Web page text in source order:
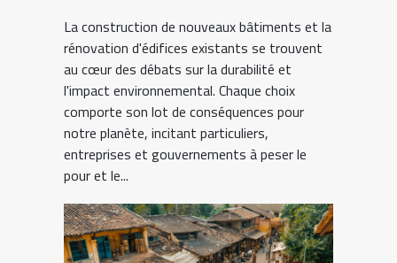
d'ancien
La construction de nouveaux bâtiments et la
rénovation d'édifices existants se trouvent
au cœur des débats sur la durabilité et
l'impact environnemental. Chaque choix
comporte son lot de conséquences pour
notre planète, incitant particuliers,
entreprises et gouvernements à peser le
pour et le...